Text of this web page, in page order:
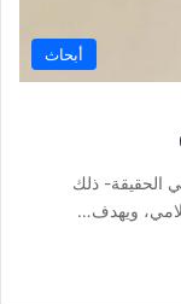
أبحاث
الحقيقة- ذلك
ويهدف…